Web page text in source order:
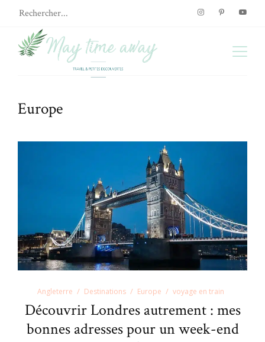
Europe
Angleterre Destinations Europe voyage en train
Découvrir Londres autrement : mes
bonnes adresses pour un week-end